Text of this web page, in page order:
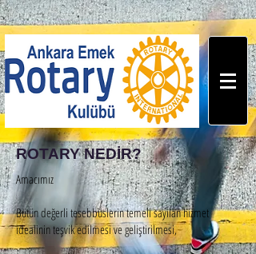
ROTARY NEDİR?
Amacımız
Bütün değerli tesebbüslerin temeli sayılan hizmet
idealinin teşvik edilmesi ve geliştirilmesi,